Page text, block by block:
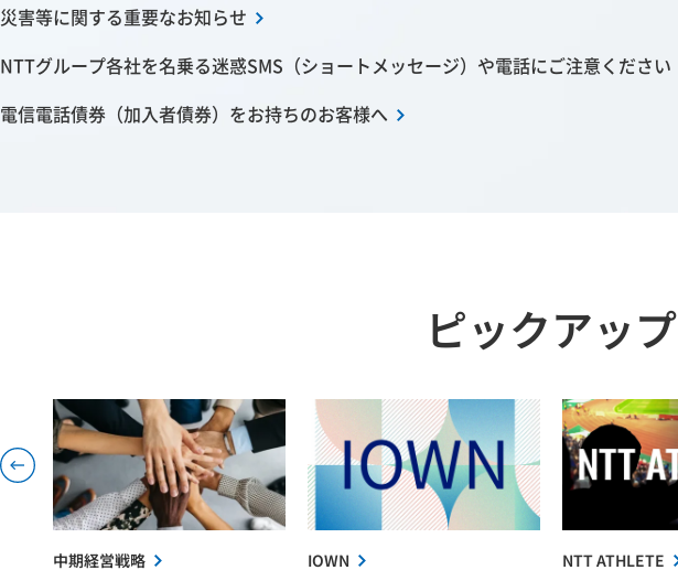
災害等に関する重要なお知らせ
NTTグループ各社を名乗る迷惑SMS（ショートメッセージ）や電話にご注意ください
電信電話債券（加入者債券）をお持ちのお客様へ
ピックアップ
中期経営戦略 IOWN NTT ATHLETE